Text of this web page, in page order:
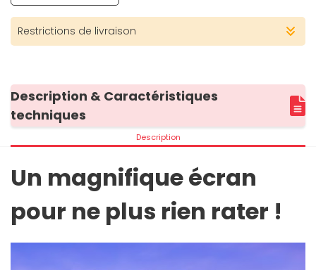
Restrictions de livraison
Description & Caractéristiques
techniques
Description
Un magnifique écran
pour ne plus rien rater !